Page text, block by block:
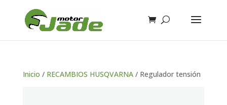
Inicio / RECAMBIOS HUSQVARNA/ Regulador tensión